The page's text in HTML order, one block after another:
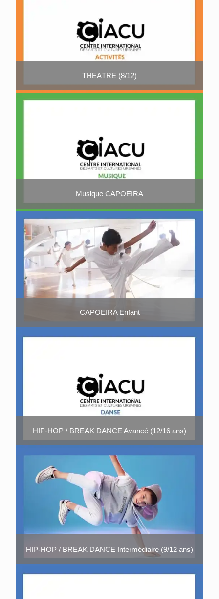
THÉÂTRE (8/12)
Musique CAPOEIRA
CAPOEIRA Enfant
HIP-HOP / BREAK DANCE Avancé (12/16 ans)
HIP-HOP / BREAK DANCE Intermédiaire (9/12 ans)